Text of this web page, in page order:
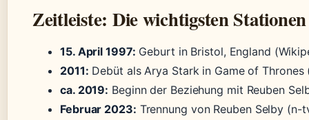
Zeitleiste: Die wichtigsten Stationen
15. April 1997: Geburt in Bristol, England
2011: Debüt als Arya Stark in Game of Thrones
ca. 2019: Beginn der Beziehung mit Reuben
Februar 2023: Trennung von Reuben Selby (n-